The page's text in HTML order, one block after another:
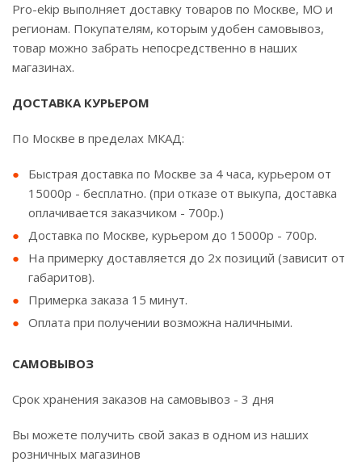
Pro-ekip выполняет доставку товаров по Москве, МО и
регионам. Покупателям, которым удобен самовывоз,
товар можно забрать непосредственно в наших
магазинах.
ДОСТАВКА КУРЬЕРОМ
По Москве в пределах МКАД:
Быстрая доставка по Москве за 4 часа, курьером от
15000р - бесплатно. (при отказе от выкупа, доставка
оплачивается заказчиком - 700р.)
Доставка по Москве, курьером до 15000р - 700р.
На примерку доставляется до 2х позиций (зависит от
габаритов).
Примерка заказа 15 минут.
Оплата при получении возможна наличными.
САМОВЫВОЗ
Срок хранения заказов на самовывоз - 3 дня
Вы можете получить свой заказ в одном из наших
розничных магазинов